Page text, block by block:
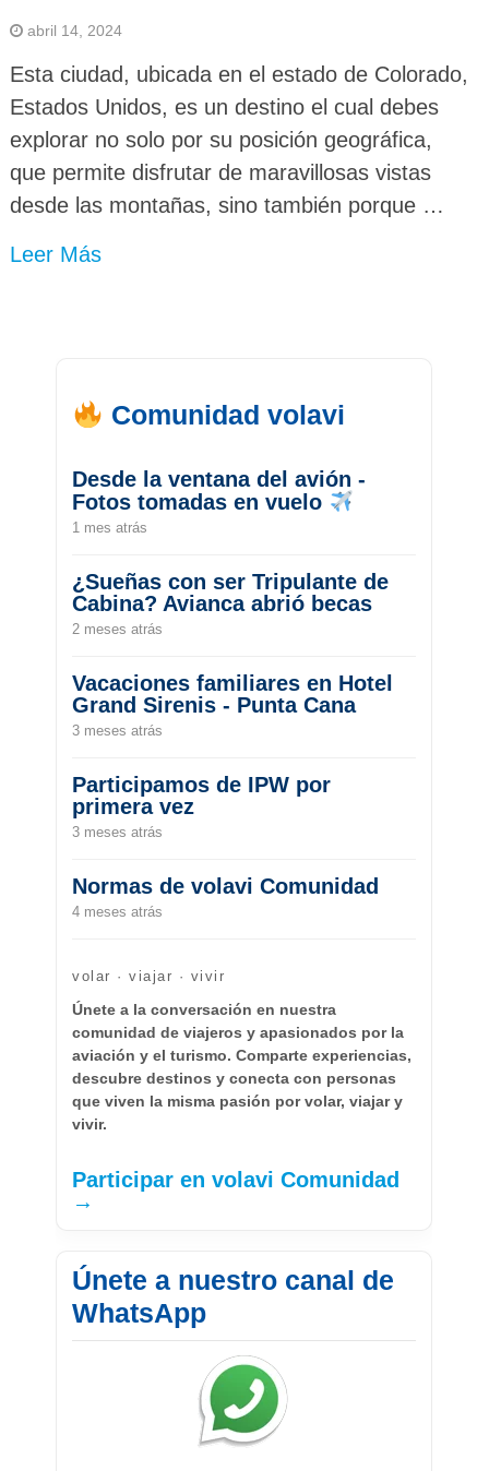
abril 14, 2024
Esta ciudad, ubicada en el estado de Colorado,
Estados Unidos, es un destino el cual debes
explorar no solo por su posición geográfica,
que permite disfrutar de maravillosas vistas
desde las montañas, sino también porque …
Leer Más
Comunidad volavi
Desde la ventana del avión -
Fotos tomadas en vuelo
1 mes atrás
¿Sueñas con ser Tripulante de
Cabina? Avianca abrió becas
2 meses atrás
Vacaciones familiares en Hotel
Grand Sirenis - Punta Cana
3 meses atrás
Participamos de IPW por
primera vez
3 meses atrás
Normas de volavi Comunidad
4 meses atrás
volar · viajar · vivir
Únete a la conversación en nuestra
comunidad de viajeros y apasionados por la
aviación y el turismo. Comparte experiencias,
descubre destinos y conecta con personas
que viven la misma pasión por volar, viajar y
vivir.
Participar en volavi Comunidad
→
Únete a nuestro canal de
WhatsApp